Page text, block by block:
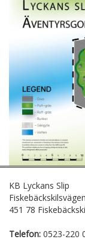
KB Lyckans Slip
451 78
Telefon: 0523-220